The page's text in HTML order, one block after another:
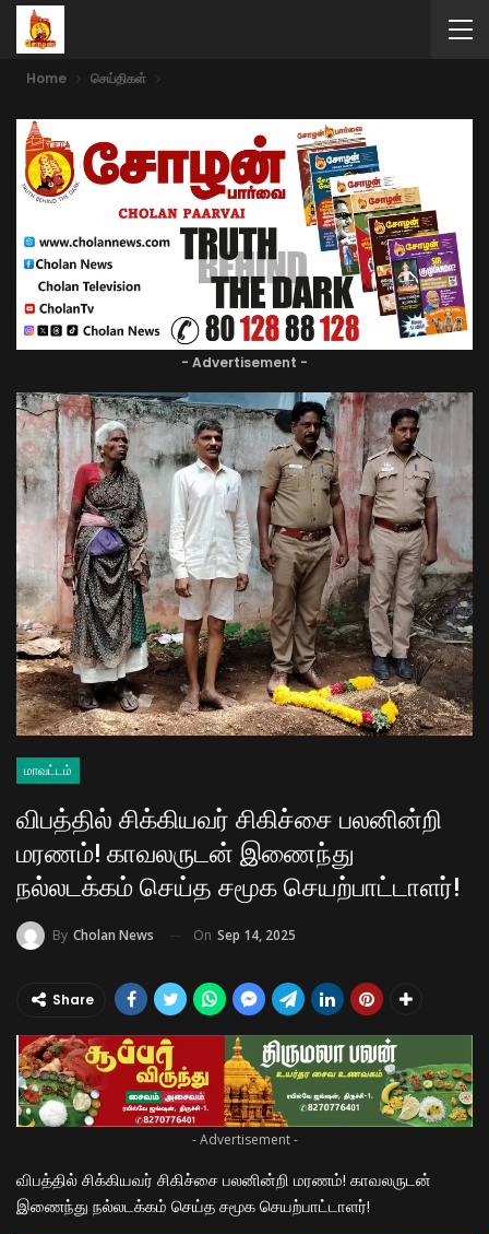
Home செய்திகள்
- Advertisement -
மாவட்டம்
விபத்தில் சிக்கியவர் சிகிச்சை பலனின்றி
மரணம்! காவலருடன் இணைந்து
நல்லடக்கம் செய்த சமூக செயற்பாட்டாளர்!
By Cholan News On Sep 14, 2025
Share
- Advertisement -
விபத்தில் சிக்கியவர் சிகிச்சை பலனின்றி மரணம்! காவலருடன்
இணைந்து நல்லடக்கம் செய்த சமூக செயற்பாட்டாளர்!